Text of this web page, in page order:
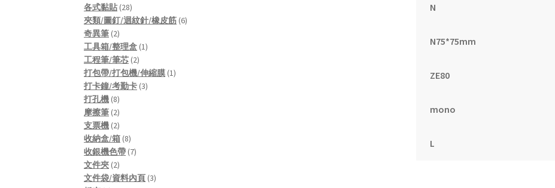
N
N75*75mm
ZE80
mono
L
各式黏貼 2828
products
夾類/圖釘/迴紋針/橡皮筋 66
奇異筆 22
products
工具箱/整理盒 11
工程筆/筆芯 22
products
打包帶/打包機/伸縮膜 11
打卡鐘/考勤卡 33
打孔機 88
products
摩擦筆 22
products
支票機 22
products
收納盒/箱 88
products
收銀機色帶 77
文件夾 22
products
文件袋/資料內頁 33